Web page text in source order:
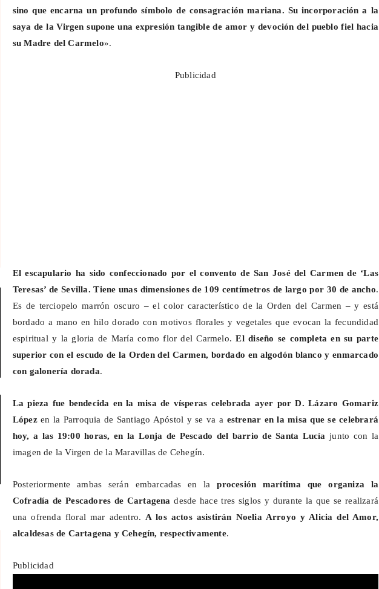
sino que encarna un profundo símbolo de consagración mariana. Su incorporación a la
saya de la Virgen supone una expresión tangible de amor y devoción del pueblo fiel hacia
su Madre del Carmelo».
Publicidad
El escapulario ha sido confeccionado por el convento de San José del Carmen de ‘Las
Teresas’ de Sevilla. Tiene unas dimensiones de 109 centímetros de largo por 30 de ancho.
Es de terciopelo marrón oscuro – el color característico de la Orden del Carmen – y está
bordado a mano en hilo dorado con motivos florales y vegetales que evocan la fecundidad
espiritual y la gloria de María como flor del Carmelo.El diseño se completa en su parte
superior con el escudo de la Orden del Carmen, bordado en algodón blanco y enmarcado
con galonería dorada.
La pieza fue bendecida en la misa de vísperas celebrada ayer por D. Lázaro Gomariz
Lópezen la Parroquia de Santiago Apóstol y se va a estrenar en la misa que se celebrará
hoy, a las 19:00 horas, en la Lonja de Pescado del barrio de Santa Lucíajunto con la
imagen de la Virgen de la Maravillas de Cehegín.
Posteriormente ambas serán embarcadas en laprocesión marítima que organiza la
Cofradía de Pescadores de Cartagena desde hace tres siglos y durante la que se realizará
una ofrenda floral mar adentro.A los actos asistirán Noelia Arroyo y Alicia del Amor,
alcaldesas de Cartagena y Cehegín, respectivamente.
Publicidad